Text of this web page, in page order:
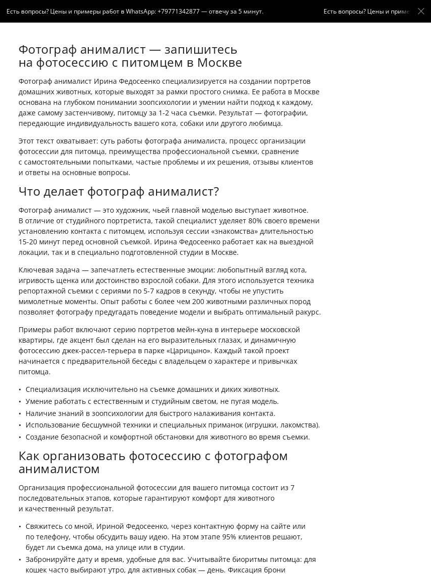
Фотограф анималист — запишитесь
на фотосессию с питомцем в Москве
Фотограф анималист Ирина Федосеенко специализируется на создании портретов
домашних животных, которые выходят за рамки простого снимка. Ее работа в Москве
основана на глубоком понимании зоопсихологии и умении найти подход к каждому,
даже самому застенчивому, питомцу за 1-2 часа съемки. Результат — фотографии,
передающие индивидуальность вашего кота, собаки или другого любимца.
Этот текст охватывает: суть работы фотографа анималиста, процесс организации
фотосессии для питомца, преимущества профессиональной съемки, сравнение
с самостоятельными попытками, частые проблемы и их решения, отзывы клиентов
и ответы на основные вопросы.
Что делает фотограф анималист?
Фотограф анималист — это художник, чьей главной моделью выступает животное.
В отличие от студийного портретиста, такой специалист уделяет 80% своего времени
установлению контакта с питомцем, используя сессии «знакомства» длительностью
15-20 минут перед основной съемкой. Ирина Федосеенко работает как на выездной
локации, так и в специально подготовленной студии в Москве.
Ключевая задача — запечатлеть естественные эмоции: любопытный взгляд кота,
игривость щенка или достоинство взрослой собаки. Для этого используется техника
репортажной съемки с сериями по 5-7 кадров в секунду, чтобы не упустить
мимолетные моменты. Опыт работы с более чем 200 животными различных пород
позволяет фотографу предугадать поведение модели и выбрать оптимальный ракурс.
Примеры работ включают серию портретов мейн-куна в интерьере московской
квартиры, где акцент был сделан на его выразительных глазах, и динамичную
фотосессию джек-рассел-терьера в парке «Царицыно». Каждый такой проект
начинается с предварительной беседы с владельцем о характере и привычках
питомца.
Специализация исключительно на съемке домашних и диких животных.
Умение работать с естественным и студийным светом, не пугая модель.
Наличие знаний в зоопсихологии для быстрого налаживания контакта.
Использование бесшумной техники и специальных приманок (игрушки, лакомства).
Создание безопасной и комфортной обстановки для животного во время съемки.
Как организовать фотосессию с фотографом
анималистом
Организация профессиональной фотосессии для вашего питомца состоит из 7
последовательных этапов, которые гарантируют комфорт для животного
и качественный результат.
Свяжитесь со мной, Ириной Федосеенко, через контактную форму на сайте или
по телефону, чтобы обсудить вашу идею. На этом этапе 95% клиентов решают,
будет ли съемка дома, на улице или в студии.
Забронируйте дату и время, удобные для вас. Учитывайте биоритмы питомца: для
кошек часто выбирают утро, для активных собак — день. Фиксация брони
Есть вопросы? Цены и примеры работ в WhatsApp: +79771342877 — отвечу за 5 минут. Есть вопросы? Цены и примеры работ